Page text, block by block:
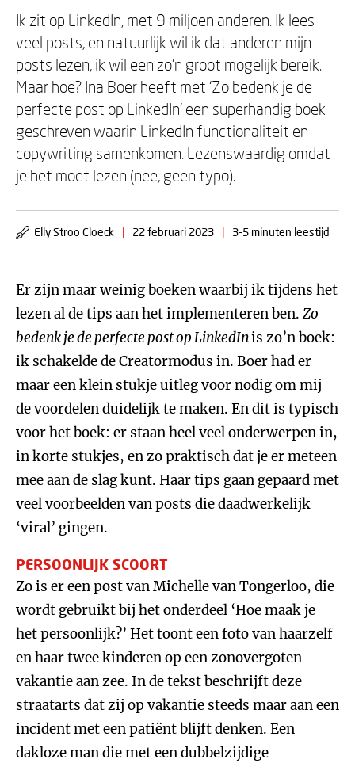
Ik zit op LinkedIn, met 9 miljoen anderen. Ik lees
veel posts, en natuurlijk wil ik dat anderen mijn
posts lezen, ik wil een zo’n groot mogelijk bereik.
Maar hoe? Ina Boer heeft met ‘Zo bedenk je de
perfecte post op LinkedIn’ een superhandig boek
geschreven waarin LinkedIn functionaliteit en
copywriting samenkomen. Lezenswaardig omdat
je het moet lezen (nee, geen typo).
Elly Stroo Cloeck | 22 februari 2023 | 3-5 minuten leestijd
Er zijn maar weinig boeken waarbij ik tijdens het
lezen al de tips aan het implementeren ben. Zo
bedenk je de perfecte post op LinkedInis zo’n boek:
ik schakelde de Creatormodus in. Boer had er
maar een klein stukje uitleg voor nodig om mij
de voordelen duidelijk te maken. En dit is typisch
voor het boek: er staan heel veel onderwerpen in,
in korte stukjes, en zo praktisch dat je er meteen
mee aan de slag kunt. Haar tips gaan gepaard met
veel voorbeelden van posts die daadwerkelijk
‘viral’ gingen.
PERSOONLIJK SCOORT
Zo is er een post van Michelle van Tongerloo, die
wordt gebruikt bij het onderdeel ‘Hoe maak je
het persoonlijk?’ Het toont een foto van haarzelf
en haar twee kinderen op een zonovergoten
vakantie aan zee. In de tekst beschrijft deze
straatarts dat zij op vakantie steeds maar aan een
incident met een patiënt blijft denken. Een
dakloze man die met een dubbelzijdige